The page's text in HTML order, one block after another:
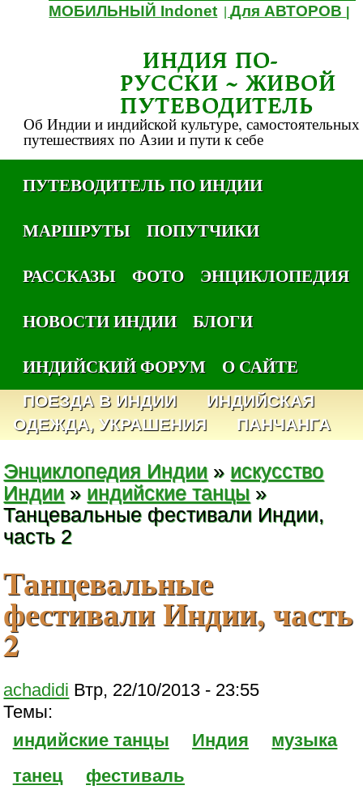
МОБИЛЬНЫЙ Indonet |Для АВТОРОВ
ИНДИЯ ПО-
РУССКИ ~ ЖИВОЙ
ПУТЕВОДИТЕЛЬ
Об Индии и индийской культуре, самостоятельных
путешествиях по Азии и пути к себе
ПУТЕВОДИТЕЛЬ ПО ИНДИИ
МАРШРУТЫ
ПОПУТЧИКИ
РАССКАЗЫ
ФОТО
ЭНЦИКЛОПЕДИЯ
НОВОСТИ ИНДИИ
БЛОГИ
ИНДИЙСКИЙ ФОРУМ
О САЙТЕ
ПОЕЗДА В ИНДИИ
ИНДИЙСКАЯ
ОДЕЖДА, УКРАШЕНИЯ
ПАНЧАНГА
Энциклопедия Индии » искусство
Индии » индийские танцы »
Танцевальные фестивали Индии,
часть 2
Танцевальные
фестивали Индии, часть
2
achadidi Втр, 22/10/2013 - 23:55
Темы:
индийские танцы
Индия
музыка
танец
фестиваль